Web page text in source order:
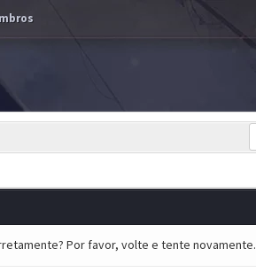
Por favor, volte e tente novamente.